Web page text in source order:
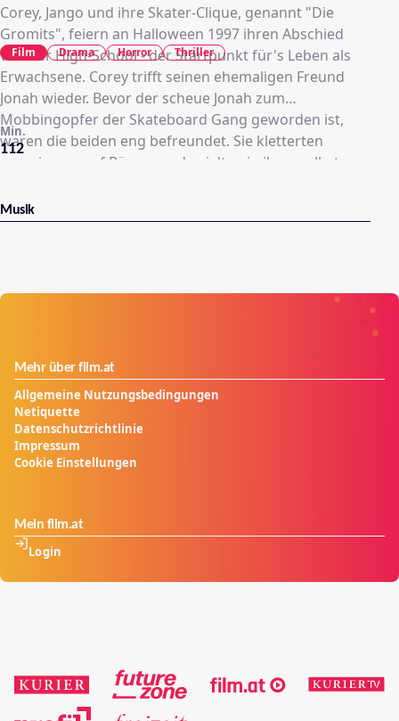
Corey, Jango und ihre Skater-Clique, genannt "Die
Gromits", feiern an Halloween 1997 ihren Abschied
von der High-School - der Startpunkt für's Leben als
Erwachsene. Corey trifft seinen ehemaligen Freund
Jonah wieder. Bevor der scheue Jonah zum
Mobbingopfer der Skateboard Gang geworden ist,
waren die beiden eng befreundet. Sie kletterten
gemeinsam auf Bäume und spielten in ihrer selbst
um der alten Zeiten willen begleitet Corey Jonah nach
Hause. Gemeinsam erleben die
Abenteuer - Fast scheint es so, als seien ihre geheimen
112
Min.
Film Drama Horror Thriller
Musik
Mehr über film.at
Allgemeine Nutzungsbedingungen
Netiquette
Datenschutzrichtlinie
Impressum
Cookie Einstellungen
Mein film.at
Login